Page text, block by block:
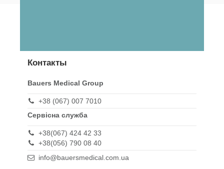
Контакты
Bauers Medical Group
+38 (067) 007 7010
Сервісна служба
+38(067) 424 42 33
+38(056) 790 08 40
info@bauersmedical.com.ua